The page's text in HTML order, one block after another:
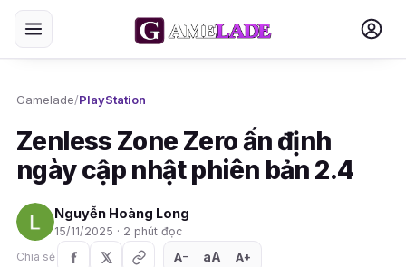
Gamelade/PlayStation
Zenless Zone Zero ấn định
ngày cập nhật phiên bản 2.4
Nguyễn Hoàng Long
15/11/2025 · 2 phút đọc
Chia sẻ
A− aA A+